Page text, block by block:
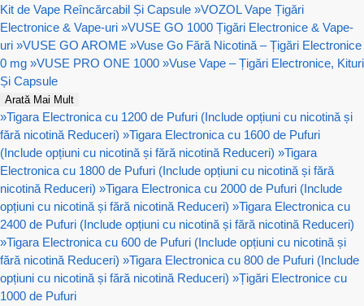
Kit de Vape Reîncărcabil Și Capsule »VOZOL Vape Țigări
Electronice & Vape-uri »VUSE GO 1000 Țigări Electronice & Vape-
uri »VUSE GO AROME »Vuse Go Fără Nicotină – Țigări Electronice
0 mg »VUSE PRO ONE 1000 »Vuse Vape – Țigări Electronice, Kituri
Și Capsule
Arată Mai Mult
»Tigara Electronica cu 1200 de Pufuri (Include opțiuni cu nicotină și
fără nicotină Reduceri) »Tigara Electronica cu 1600 de Pufuri
(Include opțiuni cu nicotină și fără nicotină Reduceri) »Tigara
Electronica cu 1800 de Pufuri (Include opțiuni cu nicotină și fără
nicotină Reduceri) »Tigara Electronica cu 2000 de Pufuri (Include
opțiuni cu nicotină și fără nicotină Reduceri) »Tigara Electronica cu
2400 de Pufuri (Include opțiuni cu nicotină și fără nicotină Reduceri)
»Tigara Electronica cu 600 de Pufuri (Include opțiuni cu nicotină și
fără nicotină Reduceri) »Tigara Electronica cu 800 de Pufuri (Include
opțiuni cu nicotină și fără nicotină Reduceri) »Țigări Electronice cu
1000 de Pufuri